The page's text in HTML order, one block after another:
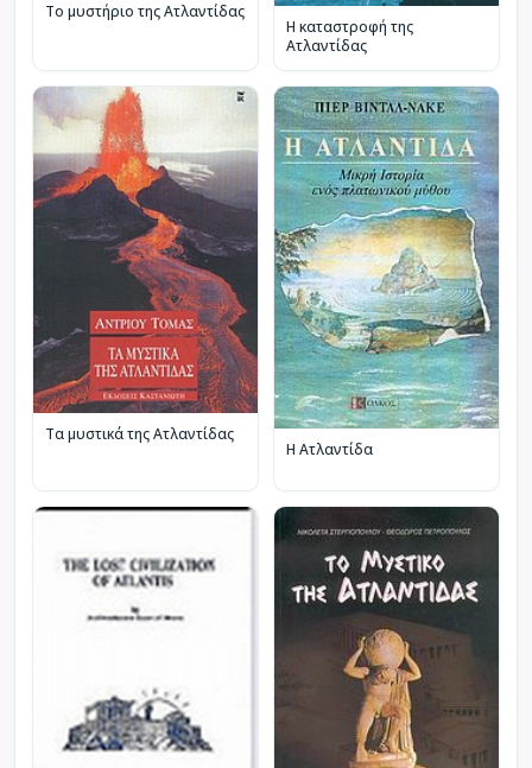
Το μυστήριο της Ατλαντίδας
Η καταστροφή της
Ατλαντίδας
Τα μυστικά της Ατλαντίδας
Η Ατλαντίδα